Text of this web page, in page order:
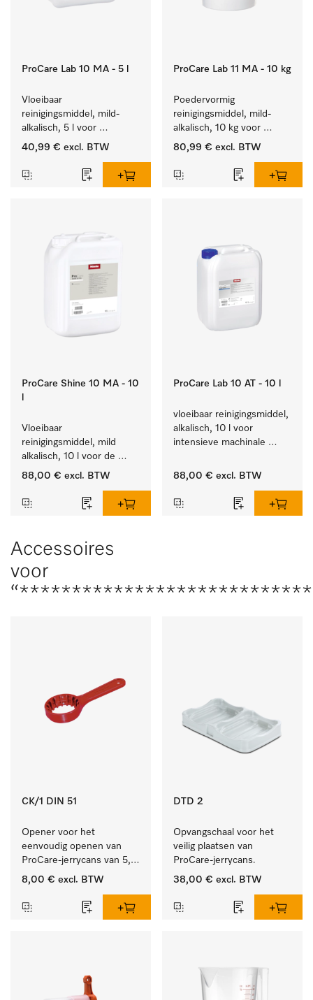
ProCare Lab 10 MA - 5 l
Vloeibaar
reinigingsmiddel, mild-
alkalisch, 5 l voor
materiaalbesparende,
laboratoriumglasw. en -
40,99 € excl. BTW
ProCare Lab 11 MA - 10 kg
Poedervormig
reinigingsmiddel, mild-
alkalisch, 10 kg voor
materiaalbesparende,
laboratoriumglasw. en -
80,99 € excl. BTW
ProCare Shine 10 MA - 10
Vloeibaar
reinigingsmiddel, mild
alkalisch, 10 l voor de
reiniging van lichte
bestek en glazen.
88,00 € excl. BTW
ProCare Lab 10 AT - 10 l
vloeibaar reinigingsmiddel,
alkalisch, 10 l voor
intensieve machinale
laboratoriumglaswerk en -
88,00 € excl. BTW
Accessoires
voor
CK/1 DIN 51
Opener voor het
eenvoudig openen van
ProCare-jerrycans van 5,
10 en 20 l.
8,00 € excl. BTW
DTD 2
Opvangschaal voor het
veilig plaatsen van
ProCare-jerrycans.
38,00 € excl. BTW